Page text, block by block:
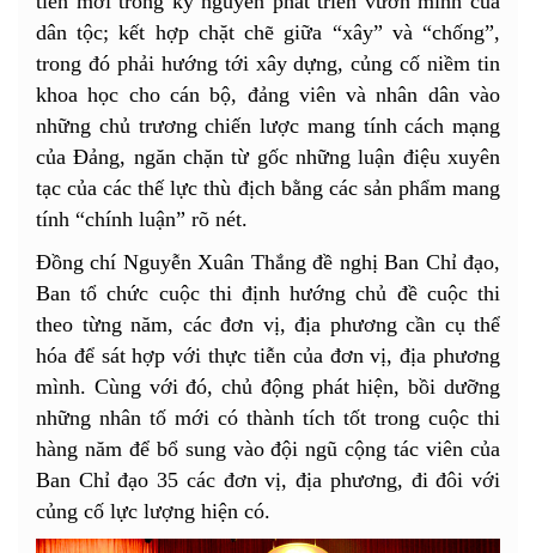
dân tộc; kết hợp chặt chẽ giữa “xây” và “chống”,
trong đó phải hướng tới xây dựng, củng cố niềm tin
khoa học cho cán bộ, đảng viên và nhân dân vào
những chủ trương chiến lược mang tính cách mạng
của Đảng, ngăn chặn từ gốc những luận điệu xuyên
tạc của các thế lực thù địch bằng các sản phẩm mang
tính “chính luận” rõ nét.
Đồng chí Nguyễn Xuân Thắng đề nghị Ban Chỉ đạo,
Ban tổ chức cuộc thi định hướng chủ đề cuộc thi
theo từng năm, các đơn vị, địa phương cần cụ thể
hóa để sát hợp với thực tiễn của đơn vị, địa phương
mình. Cùng với đó, chủ động phát hiện, bồi dưỡng
những nhân tố mới có thành tích tốt trong cuộc thi
hàng năm để bổ sung vào đội ngũ cộng tác viên của
Ban Chỉ đạo 35 các đơn vị, địa phương, đi đôi với
củng cố lực lượng hiện có.